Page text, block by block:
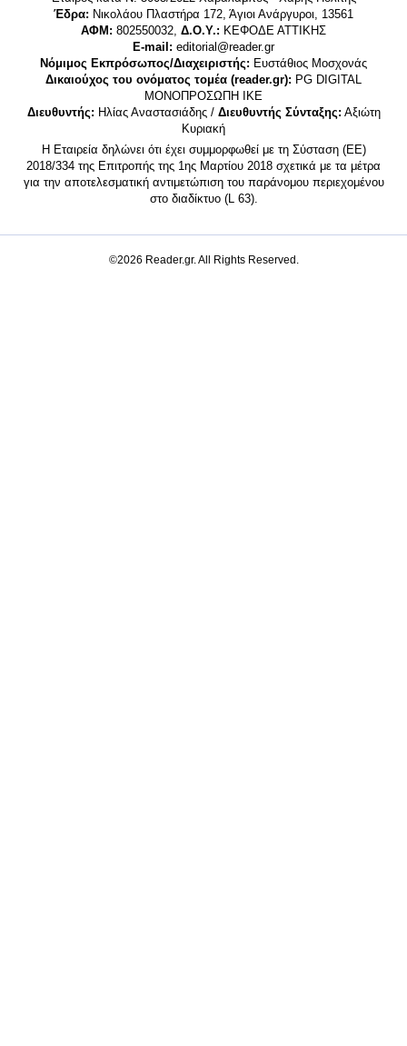
Έδρα: Νικολάου Πλαστήρα 172, Άγιοι Ανάργυροι, 13561
ΑΦΜ: 802550032, Δ.Ο.Υ.: ΚΕΦΟΔΕ ΑΤΤΙΚΗΣ
E-mail: editorial@reader.gr
Νόμιμος Εκπρόσωπος/Διαχειριστής: Ευστάθιος Μοσχονάς
Δικαιούχος του ονόματος τομέα (reader.gr): PG DIGITAL
MONΟΠΡΟΣΩΠΗ ΙΚΕ
Διευθυντής: Ηλίας Αναστασιάδης / Διευθυντής Σύνταξης: Αξιώτη
Κυριακή
Η Εταιρεία δηλώνει ότι έχει συμμορφωθεί με τη Σύσταση (ΕΕ)
2018/334 της Επιτροπής της 1ης Μαρτίου 2018 σχετικά με τα μέτρα
για την αποτελεσματική αντιμετώπιση του παράνομου περιεχομένου
στο διαδίκτυο (L 63).
©2026 Reader.gr. All Rights Reserved.